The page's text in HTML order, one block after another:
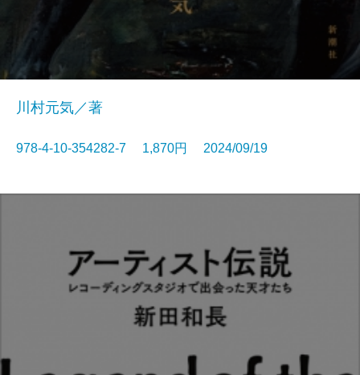
川村元気／著
978-4-10-354282-7 1,870円 2024/09/19